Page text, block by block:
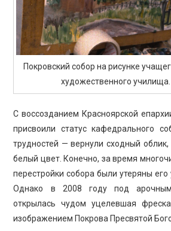
Покровский собор на рисунке
художественного училища.
С воссозданием Красноярской
присвоили статус кафедрального
трудностей — вернули сходный
белый цвет. Конечно, за время
перестройки собора были утеряны его
Однако в 2008 году под
открылась чудом уцелевшая
изображением Покрова Пресвятой